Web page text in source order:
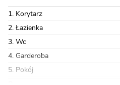
1. Korytarz
2. Łazienka
3. Wc
4. Garderoba
5. Pokój